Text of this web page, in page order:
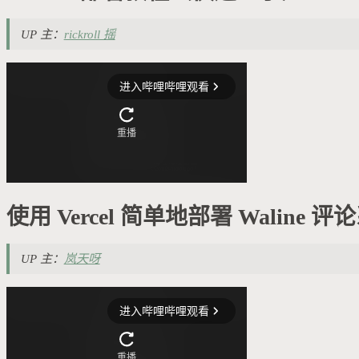
UP 主： rickroll 摇
使用 Vercel 简单地部署 Waline 评
UP 主： 岚天呀